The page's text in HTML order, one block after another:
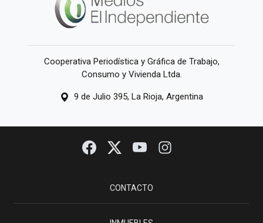
Cooperativa Periodística y Gráfica de Trabajo,
Consumo y Vivienda Ltda.
9 de Julio 395, La Rioja, Argentina
CONTACTO